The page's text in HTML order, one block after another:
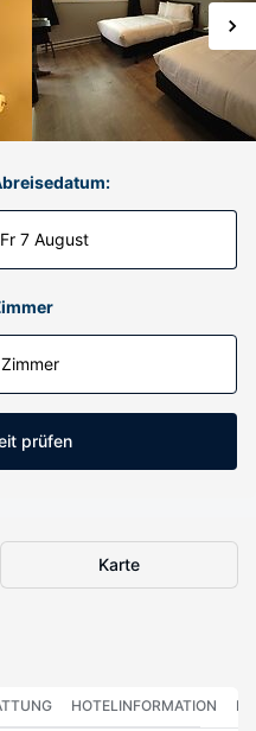
Fr 7 August
prüfen
Karte
HOTELINFORMATION